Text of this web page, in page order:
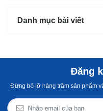
Danh mục bài viết
Đăng
Đừng bỏ lỡ hàng trăm sản phẩm